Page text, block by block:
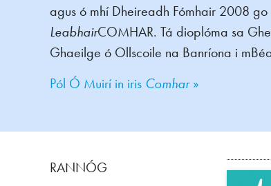
agus ó mhí Dheireadh Fómhair 2008
LeabhairCOMHAR. Tá dioplóma sa
Ghaeilge ó Ollscoile na Banríona i
Pól Ó Muirí in iris Comhar»
RANNÓG